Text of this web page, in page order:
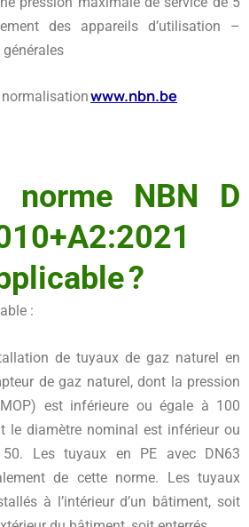
des appareils d’utilisation –
normalisationwww.nbn.be
norme NBN D
?
:
de tuyaux de gaz naturel en
de gaz naturel, dont la pression
est inférieure ou égale à 100
le diamètre nominal est inférieur ou
Les tuyaux en PE avec DN63
de cette norme. Les tuyaux
à l’intérieur d’un bâtiment, soit